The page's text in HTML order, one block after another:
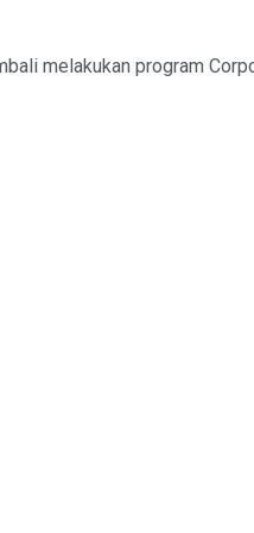
melakukan program